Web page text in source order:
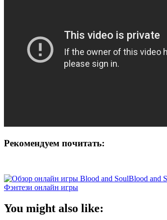
Рекомендуем почитать:
Blood and
Фэнтези онлайн игры
You might also like: